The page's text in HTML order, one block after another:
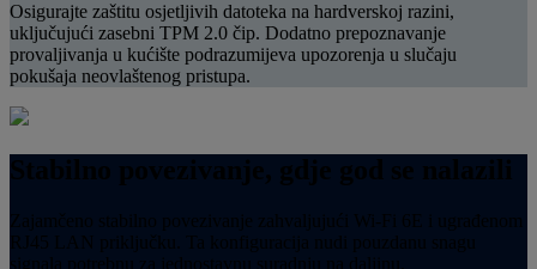
Osigurajte zaštitu osjetljivih datoteka na hardverskoj razini,
uključujući zasebni TPM 2.0 čip. Dodatno prepoznavanje
provaljivanja u kućište podrazumijeva upozorenja u slučaju
pokušaja neovlaštenog pristupa.
Stabilno povezivanje, gdje god se nalazili
Zajamčeno stabilno povezivanje zahvaljujući Wi-Fi 6E i ugrađenom
RJ45 LAN priključku. Ta konfiguracija nudi pouzdanu snagu
signala potrebnu za jednostavnu suradnju na daljinu.